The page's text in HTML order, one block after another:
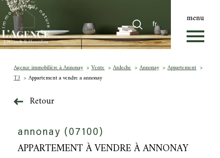
menu
fr
Accueil
Agence immobilière à Annonay Vente Ardeche Annonay
Appartement
T3
Appartement a vendre a annonay
Retour
annonay (07100)
APPARTEMENT À VENDRE À ANNONAY